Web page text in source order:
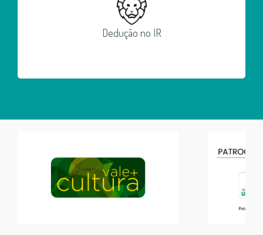
Dedução no IR